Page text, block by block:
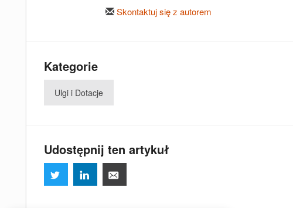
Skontaktuj się z autorem
Kategorie
Ulgi i Dotacje
Udostępnij ten artykuł